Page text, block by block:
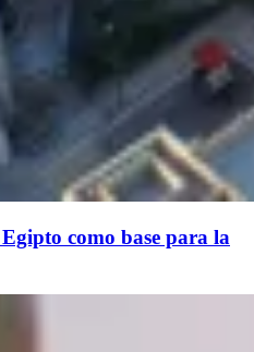
como base para la